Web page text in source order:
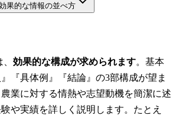
果的な情報の並べ方
効果的な構成が求められます。基本
『具体例』『結論』の3部構成が望ま
業に対する情熱や志望動機を簡潔に述
や実績を詳しく説明します。たとえ